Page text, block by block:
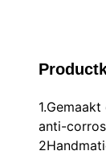
anti-